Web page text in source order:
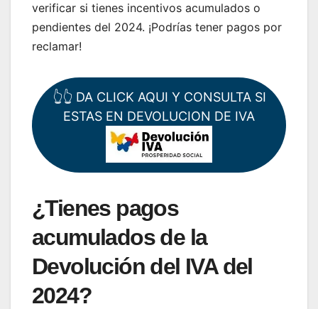
verificar si tienes incentivos acumulados o
pendientes del 2024. ¡Podrías tener pagos por
reclamar!
👆👆 DA CLICK AQUI Y CONSULTA SI
ESTAS EN DEVOLUCION DE IVA
¿Tienes pagos
acumulados de la
Devolución del IVA del
2024?